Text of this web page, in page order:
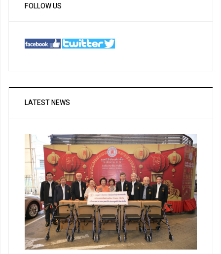
FOLLOW US
LATEST NEWS